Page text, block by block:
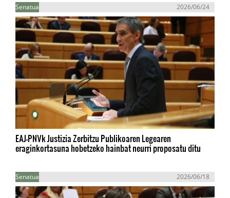
Senatua 2026/06/24
EAJ-PNVk Justizia Zerbitzu Publikoaren Legearen
eraginkortasuna hobetzeko hainbat neurri proposatu ditu
Senatua 2026/06/18